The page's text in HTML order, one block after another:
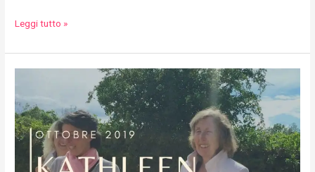
Leggi tutto »
in
Italia
ad
ottobre
2019: